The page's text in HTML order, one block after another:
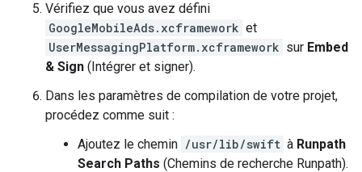
Vérifiez que vous avez défini
GoogleMobileAds.xcframework et
UserMessagingPlatform.xcframework sur Embed
& Sign (Intégrer et signer).
Dans les paramètres de compilation de votre projet,
procédez comme suit :
Ajoutez le chemin /usr/lib/swift à Runpath
Search Paths (Chemins de recherche Runpath).